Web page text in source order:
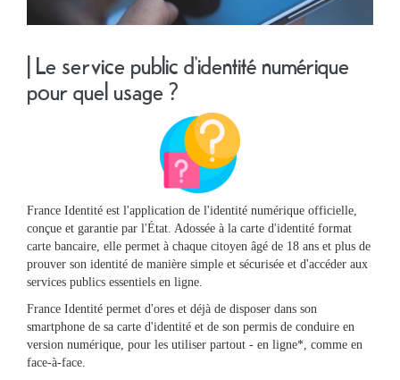
Ma
mairie
Mes
démarches
Ma
ville
| Le service public d’identité numérique
pour quel usage ?
France Identité est l'application de l'identité numérique officielle,
conçue et garantie par l'État. Adossée à la carte d'identité format
carte bancaire, elle permet à chaque citoyen âgé de 18 ans et plus de
prouver son identité de manière simple et sécurisée et d'accéder aux
services publics essentiels en ligne.
France Identité permet d'ores et déjà de disposer dans son
smartphone de sa carte d'identité et de son permis de conduire en
version numérique, pour les utiliser partout - en ligne*, comme en
face-à-face.